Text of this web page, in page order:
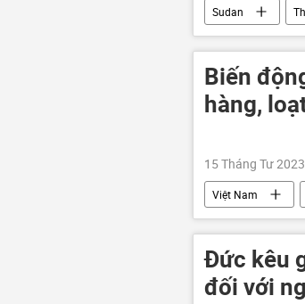
Sudan
Khartoum
Biến
hàng,
15 Tháng Tư
Việt Nam
Đức kêu
đối với